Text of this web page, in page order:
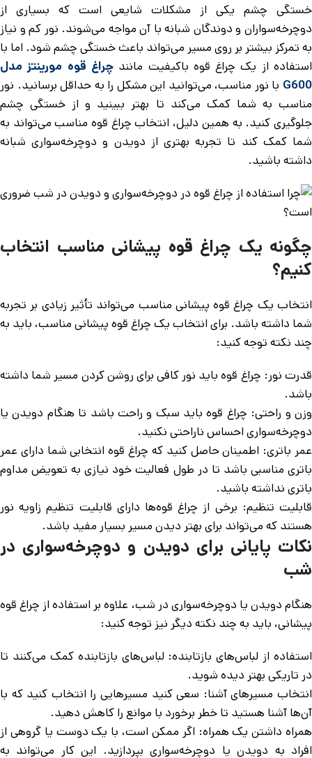
خستگی چشم یکی از مشکلات شایعی است که بسیاری از
دوچرخه‌سواران و دوندگان شبانه با آن مواجه می‌شوند. نور کم و نیاز
به تمرکز بیشتر بر روی مسیر می‌تواند باعث خستگی چشم شود. اما با
استفاده از یک چراغ قوه باکیفیت مانندچراغ قوه مورینتز مدل
G600 با نور مناسب، می‌توانید این مشکل را به حداقل برسانید. نور
مناسب به شما کمک می‌کند تا بهتر ببینید و از خستگی چشم
جلوگیری کنید. به همین دلیل، انتخاب چراغ قوه مناسب می‌تواند به
شما کمک کند تا تجربه بهتری از دویدن و دوچرخه‌سواری شبانه
داشته باشید.
چگونه یک چراغ قوه پیشانی مناسب انتخاب
کنیم؟
انتخاب یک چراغ قوه پیشانی مناسب می‌تواند تأثیر زیادی بر تجربه
شما داشته باشد. برای انتخاب یک چراغ قوه پیشانی مناسب، باید به
چند نکته توجه کنید:
قدرت نور: چراغ قوه باید نور کافی برای روشن کردن مسیر شما داشته
باشد.
وزن و راحتی: چراغ قوه باید سبک و راحت باشد تا هنگام دویدن یا
دوچرخه‌سواری احساس ناراحتی نکنید.
عمر باتری: اطمینان حاصل کنید که چراغ قوه انتخابی شما دارای عمر
باتری مناسبی باشد تا در طول فعالیت خود نیازی به تعویض مداوم
باتری نداشته باشید.
قابلیت تنظیم: برخی از چراغ قوه‌ها دارای قابلیت تنظیم زاویه نور
هستند که می‌تواند برای بهتر دیدن مسیر بسیار مفید باشد.
نکات پایانی برای دویدن و دوچرخه‌سواری در
شب
هنگام دویدن یا دوچرخه‌سواری در شب، علاوه بر استفاده از چراغ قوه
پیشانی، باید به چند نکته دیگر نیز توجه کنید:
استفاده از لباس‌های بازتابنده: لباس‌های بازتابنده کمک می‌کنند تا
در تاریکی بهتر دیده شوید.
انتخاب مسیرهای آشنا: سعی کنید مسیرهایی را انتخاب کنید که با
آن‌ها آشنا هستید تا خطر برخورد با موانع را کاهش دهید.
همراه داشتن یک همراه: اگر ممکن است، با یک دوست یا گروهی از
افراد به دویدن یا دوچرخه‌سواری بپردازید. این کار می‌تواند به